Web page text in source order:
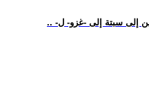
إلى سبتة إلى -غزو- ل